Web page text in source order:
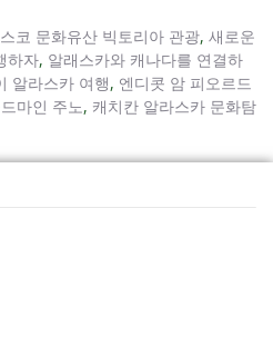
코 문화유산 빅토리아 관광, 새로운
하자, 알래스카와 캐나다를 연결하
알라스카 여행, 엔디콧 암 피오르드
마인 주노, 캐치칸 알라스카 문화탐